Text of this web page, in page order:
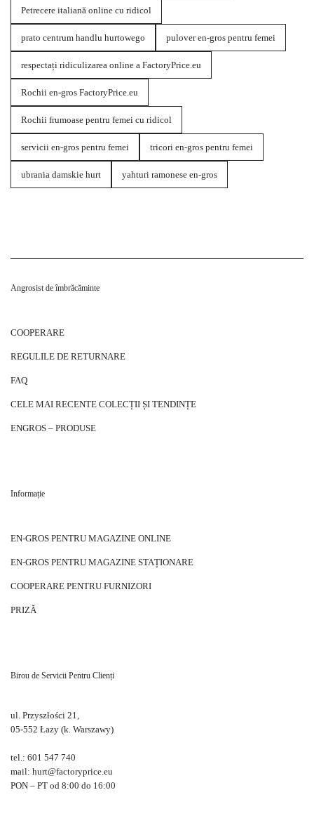
Petrecere italiană online cu ridicol
prato centrum handlu hurtowego pulover en-gros pentru femei
respectați ridiculizarea online a FactoryPrice.eu
Rochii en-gros FactoryPrice.eu
Rochii frumoase pentru femei cu ridicol
servicii en-gros pentru femei tricori en-gros pentru femei
ubrania damskie hurt yahturi ramonese en-gros
Angrosist de îmbrăcăminte
COOPERARE
REGULILE DE RETURNARE
FAQ
CELE MAI RECENTE COLECȚII ȘI TENDINȚE
ENGROS – PRODUSE
Informație
EN-GROS PENTRU MAGAZINE ONLINE
EN-GROS PENTRU MAGAZINE STAȚIONARE
COOPERARE PENTRU FURNIZORI
PRIZĂ
Birou de Servicii Pentru Clienți
ul. Przyszłości 21,
05-552 Łazy (k. Warszawy)
tel.: 601 547 740
mail: hurt@factoryprice.eu
PON – PT od 8:00 do 16:00